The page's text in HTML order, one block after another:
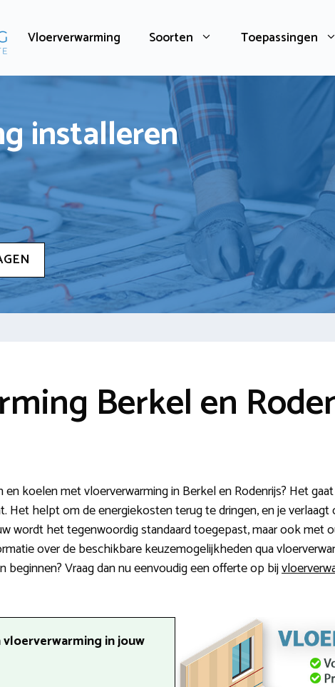
Vloerverwarming Soorten Toepassingen
installeren
Berkel en
en koelen met vloerverwarming in Berkel en Rodenrijs? Het
Het helpt om de energiekosten terug te dringen, en je
wordt het tegenwoordig standaard toegepast, maar ook met
over de beschikbare keuzemogelijkheden qua
beginnen? Vraag dan nu eenvoudig een offerte op bij
in jouw